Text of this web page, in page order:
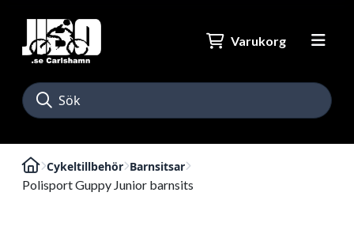
Varukorg
Cykeltillbehör Barnsitsar
Polisport Guppy Junior barnsits